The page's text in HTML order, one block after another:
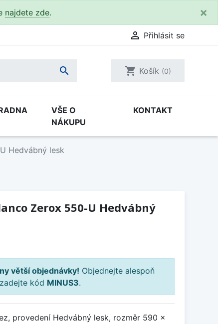
najdete zde. ×
 Přihlásit se
 shopping_cart Košík (0)
VŠE O
NÁKUPU
KONTAKT
Hedvábný lesk
Zerox 550-U Hedvábný
větší objednávky! Objednejte alespoň
kód MINUS3.
provedení Hedvábný lesk, rozměr 590 x